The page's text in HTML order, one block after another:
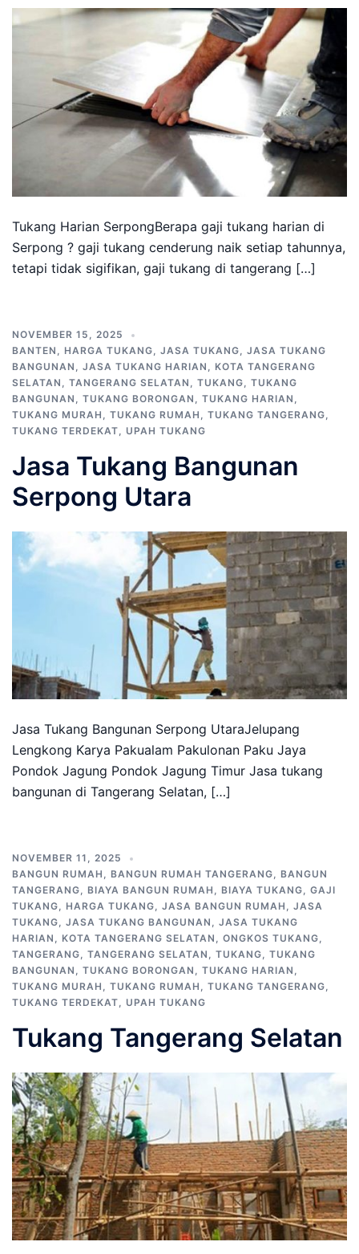
Tukang Harian SerpongBerapa gaji tukang harian di
Serpong ? gaji tukang cenderung naik setiap tahunnya,
tetapi tidak sigifikan, gaji tukang di tangerang […]
NOVEMBER 15, 2025
BANTEN , HARGA TUKANG, JASA TUKANG, JASA TUKANG
BANGUNAN , JASA TUKANG HARIAN , KOTA TANGERANG
SELATAN , TANGERANG SELATAN , TUKANG, TUKANG
BANGUNAN , TUKANG BORONGAN , TUKANG HARIAN ,
TUKANG MURAH , TUKANG RUMAH , TUKANG TANGERANG,
TUKANG TERDEKAT, UPAH TUKANG
Jasa Tukang Bangunan
Serpong Utara
Jasa Tukang Bangunan Serpong UtaraJelupang
Lengkong Karya Pakualam Pakulonan Paku Jaya
Pondok Jagung Pondok Jagung Timur Jasa tukang
bangunan di Tangerang Selatan, […]
NOVEMBER 11, 2025
BANGUN RUMAH , BANGUN RUMAH TANGERANG, BANGUN
TANGERANG, BIAYA BANGUN RUMAH , BIAYA TUKANG, GAJI
TUKANG, HARGA TUKANG, JASA BANGUN RUMAH , JASA
TUKANG, JASA TUKANG BANGUNAN , JASA TUKANG
HARIAN , KOTA TANGERANG SELATAN , ONGKOS TUKANG,
TANGERANG, TANGERANG SELATAN , TUKANG, TUKANG
BANGUNAN , TUKANG BORONGAN , TUKANG HARIAN ,
TUKANG MURAH , TUKANG RUMAH , TUKANG TANGERANG,
TUKANG TERDEKAT, UPAH TUKANG
Tukang Tangerang Selatan